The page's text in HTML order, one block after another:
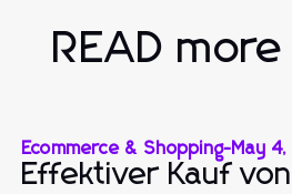
READ
Ecommerce & Shopping-May
Effektiver Kauf